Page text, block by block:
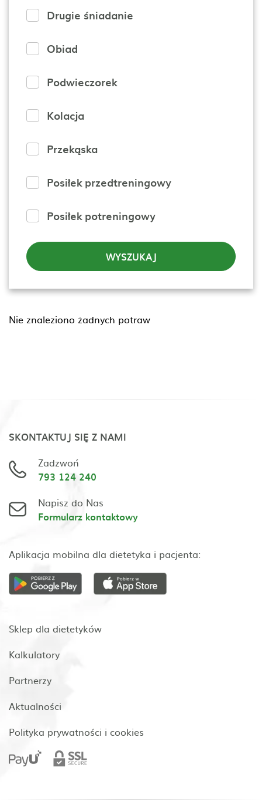
Drugie śniadanie
Obiad
Podwieczorek
Kolacja
Przekąska
Posiłek przedtreningowy
Posiłek potreningowy
WYSZUKAJ
Nie znaleziono żadnych potraw
SKONTAKTUJ SIĘ Z NAMI
Zadzwoń
793 124 240
Napisz do Nas
Formularz kontaktowy
Aplikacja mobilna dla dietetyka i pacjenta:
Sklep dla dietetyków
Kalkulatory
Partnerzy
Aktualności
Polityka prywatności i cookies